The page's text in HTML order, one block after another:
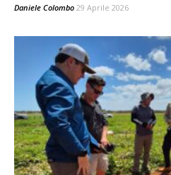
Daniele Colombo 29 Aprile 2026